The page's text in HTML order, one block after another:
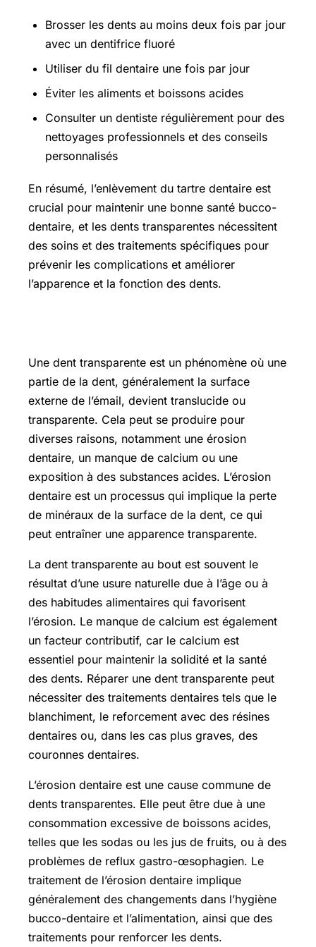
Brosser les dents au moins deux fois par jour
avec un dentifrice fluoré
Utiliser du fil dentaire une fois par jour
Éviter les aliments et boissons acides
Consulter un dentiste régulièrement pour des
nettoyages professionnels et des conseils
personnalisés
En résumé, l’enlèvement du tartre dentaire est
crucial pour maintenir une bonne santé bucco-
dentaire, et les dents transparentes nécessitent
des soins et des traitements spécifiques pour
prévenir les complications et améliorer
l’apparence et la fonction des dents.
Une dent transparente est un phénomène où une
partie de la dent, généralement la surface
externe de l’émail, devient translucide ou
transparente. Cela peut se produire pour
diverses raisons, notamment une érosion
dentaire, un manque de calcium ou une
exposition à des substances acides. L’érosion
dentaire est un processus qui implique la perte
de minéraux de la surface de la dent, ce qui
peut entraîner une apparence transparente.
La dent transparente au bout est souvent le
résultat d’une usure naturelle due à l’âge ou à
des habitudes alimentaires qui favorisent
l’érosion. Le manque de calcium est également
un facteur contributif, car le calcium est
essentiel pour maintenir la solidité et la santé
des dents. Réparer une dent transparente peut
nécessiter des traitements dentaires tels que le
blanchiment, le reforcement avec des résines
dentaires ou, dans les cas plus graves, des
couronnes dentaires.
L’érosion dentaire est une cause commune de
dents transparentes. Elle peut être due à une
consommation excessive de boissons acides,
telles que les sodas ou les jus de fruits, ou à des
problèmes de reflux gastro-œsophagien. Le
traitement de l’érosion dentaire implique
généralement des changements dans l’hygiène
bucco-dentaire et l’alimentation, ainsi que des
traitements pour renforcer les dents.